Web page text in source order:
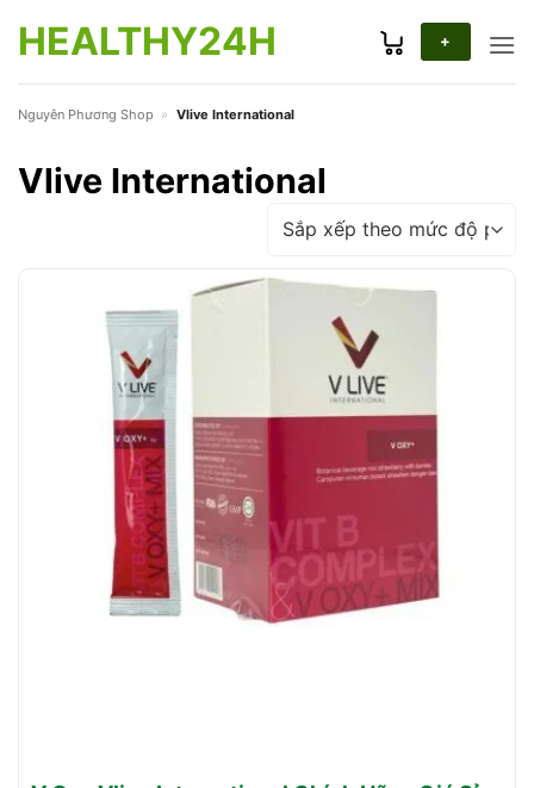
quaHEALTHY24H +
Nguyên Phương Shop » Vlive International
Vlive International